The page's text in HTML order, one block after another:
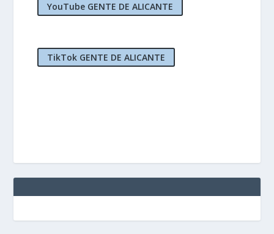
YouTube GENTE DE ALICANTE
TikTok GENTE DE ALICANTE